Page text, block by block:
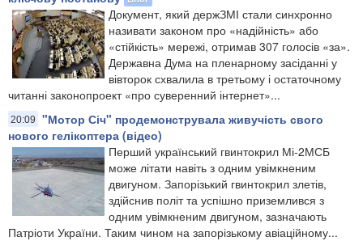
Документ, який держЗМІ стали синхронно
називати законом про «надійність» або
«стійкість» мережі, отримав 307 голосів «за».
Державна Дума на пленарному засіданні у
вівторок схвалила в третьому і остаточному
читанні законопроект «про суверенний інтернет»...
20:09
"Мотор Січ" продемонструвала живучість свого
нового гелікоптера (відео)
Перший український гвинтокрил Мі-2МСБ
може літати навіть з одним увімкненим
двигуном. Запорізький гвинтокрил злетів,
здійснив політ та успішно приземлився з
одним увімкненим двигуном, зазначають
Патріоти України. Таким чином на запорізькому авіаційному...